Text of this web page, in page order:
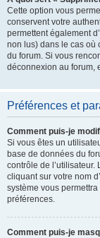
Cette option vous
conservent votre
permettent également
non lus) dans le cas où
du forum. Si vous
déconnexion au forum,
Préférences et
Comment puis-je
Si vous êtes un
base de données du
contrôle de
cliquant sur votre nom
système vous
préférences.
Comment puis-je